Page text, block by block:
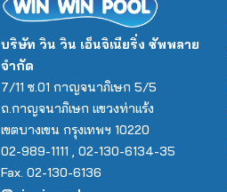
บริษัท วิน วิน เอ็นจิเนียริ่ง ซัพพลาย
จำกัด
7/11 ซ.01 กาญจนาภิเษก 5/5
ถ.กาญจนาภิเษก แขวงท่าแร้ง
เขตบางเขน กรุงเทพฯ 10220
02-989-1111 , 02-130-6134-35
Fax. 02-130-6136